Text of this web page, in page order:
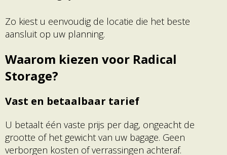
Zo kiest u eenvoudig de locatie die het beste
aansluit op uw planning.
Waarom kiezen voor Radical
Storage?
Vast en betaalbaar tarief
U betaalt één vaste prijs per dag, ongeacht de
grootte of het gewicht van uw bagage. Geen
verborgen kosten of verrassingen achteraf.